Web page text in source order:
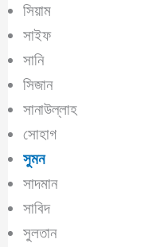
সিয়াম
সাইফ
সানি
সিজান
সানাউল্লাহ
সোহাগ
সুমন
সাদমান
সাবিদ
সুলতান